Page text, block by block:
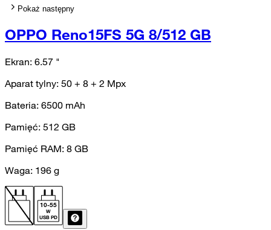
Pokaż następny
OPPO Reno15FS 5G 8/512 GB
Ekran: 6.57 "
Aparat tylny: 50 + 8 + 2 Mpx
Bateria: 6500 mAh
Pamięć: 512 GB
Pamięć RAM: 8 GB
Waga: 196 g
10-55
W
USB PD